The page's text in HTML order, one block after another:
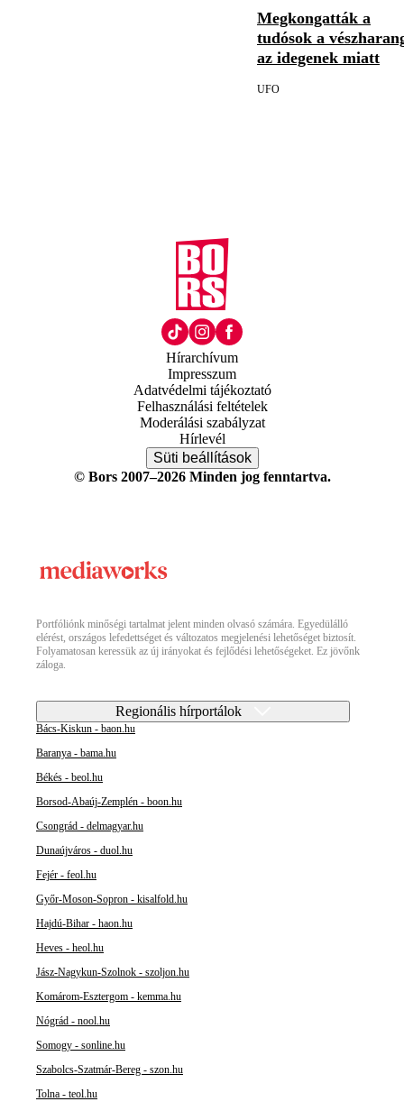
Megkongatták a
tudósok a
az idegenek miatt
UFO
Hírarchívum
Impresszum
Adatvédelmi tájékoztató
Felhasználási feltételek
Moderálási szabályzat
Hírlevél
Süti beállítások
© Bors 2007–2026 Minden jog fenntartva.
Portfóliónk minőségi tartalmat jelent minden olvasó számára. Egyedülálló
elérést, országos lefedettséget és változatos megjelenési lehetőséget biztosít.
Folyamatosan keressük az új irányokat és fejlődési lehetőségeket. Ez jövőnk
záloga.
Regionális hírportálok
Bács-Kiskun - baon.hu
Baranya - bama.hu
Békés - beol.hu
Borsod-Abaúj-Zemplén - boon.hu
Csongrád - delmagyar.hu
Dunaújváros - duol.hu
Fejér - feol.hu
Győr-Moson-Sopron - kisalfold.hu
Hajdú-Bihar - haon.hu
Heves - heol.hu
Jász-Nagykun-Szolnok - szoljon.hu
Komárom-Esztergom - kemma.hu
Nógrád - nool.hu
Somogy - sonline.hu
Szabolcs-Szatmár-Bereg - szon.hu
Tolna - teol.hu